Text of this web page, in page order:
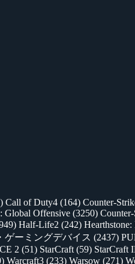
Call of Duty4 (164) Counter-
Global Offensive (3250)
Half-Life2 (242)
ゲーミングデバイス (2437)
2 (51) StarCraft (59) StarCraft
Warcraft3 (233) Warsow (271)